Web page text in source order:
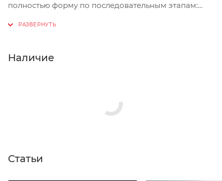
полностью форму по последовательным этапам:
Нажмите кнопку «Оформить заказ».
Наличие
Статьи